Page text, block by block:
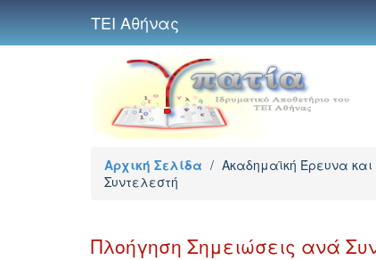
ΤΕΙ Αθήνας
Αρχική Σελίδα / Ακαδημαϊκή Έρευνα και
Συντελεστή
Πλοήγηση Σημειώσεις ανά